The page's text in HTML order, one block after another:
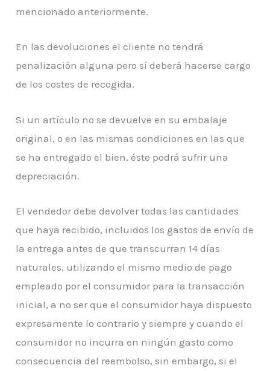
mencionado anteriormente.
En las devoluciones el cliente no tendrá
penalización alguna pero sí deberá hacerse cargo
de los costes de recogida.
Si un artículo no se devuelve en su embalaje
original, o en las mismas condiciones en las que
se ha entregado el bien, éste podrá sufrir una
depreciación.
El vendedor debe devolver todas las cantidades
que haya recibido, incluidos los gastos de envío de
la entrega antes de que transcurran 14 días
naturales, utilizando el mismo medio de pago
empleado por el consumidor para la transacción
inicial, a no ser que el consumidor haya dispuesto
expresamente lo contrario y siempre y cuando el
consumidor no incurra en ningún gasto como
consecuencia del reembolso, sin embargo, si el